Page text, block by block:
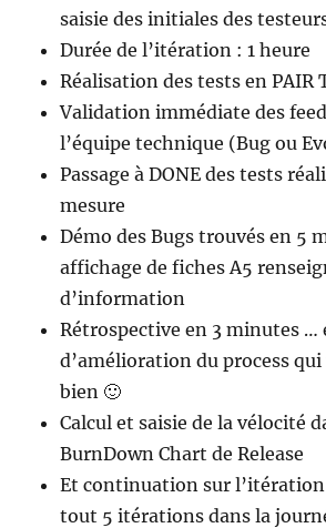
saisie des initiales des
Durée de l’itération : 1 heure
Réalisation des tests en PAIR
Validation immédiate des
l’équipe technique (Bug ou
Passage à DONE des tests
mesure
Démo des Bugs trouvés en 5
affichage de fiches A5
d’information
Rétrospective en 3 minutes …
d’amélioration du process
bien 🙂
Calcul et saisie de la vélocité
BurnDown Chart de Release
Et continuation sur
tout 5 itérations dans la